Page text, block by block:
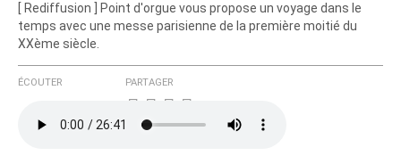
[ Rediffusion ] Point d'orgue vous propose un voyage dans le
temps avec une messe parisienne de la première moitié du
XXème siècle.
ÉCOUTER PARTAGER